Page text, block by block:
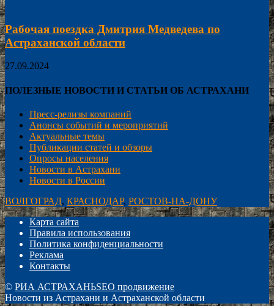
Рабочая поездка Дмитрия Медведева по
Астраханской области
27.09.2024
ПОЛЕЗНЫЕ НОВОСТИ И СТАТЬИ ОБ АСТРАХАНИ
Пресс-релизы компаний
Анонсы событий и мероприятий
Актуальные темы
Публикации статей и обзоры
Опросы населения
Новости в Астрахани
Новости в России
ВОЛГОГРАД, КРАСНОДАР, РОСТОВ-НА-ДОНУ
Карта сайта
Правила использования
Политика конфиденциальности
Реклама
Контакты
© РИА АСТРАХАНЬSEO продвижение
Новости из Астрахани и Астраханской области